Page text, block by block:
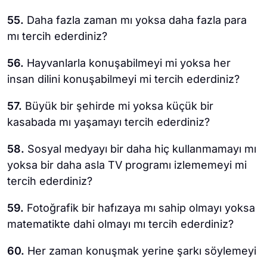
55. Daha fazla zaman mı yoksa daha fazla para
mı tercih ederdiniz?
56. Hayvanlarla konuşabilmeyi mi yoksa her
insan dilini konuşabilmeyi mi tercih ederdiniz?
57. Büyük bir şehirde mi yoksa küçük bir
kasabada mı yaşamayı tercih ederdiniz?
58. Sosyal medyayı bir daha hiç kullanmamayı mı
yoksa bir daha asla TV programı izlememeyi mi
tercih ederdiniz?
59. Fotoğrafik bir hafızaya mı sahip olmayı yoksa
matematikte dahi olmayı mı tercih ederdiniz?
60. Her zaman konuşmak yerine şarkı söylemeyi